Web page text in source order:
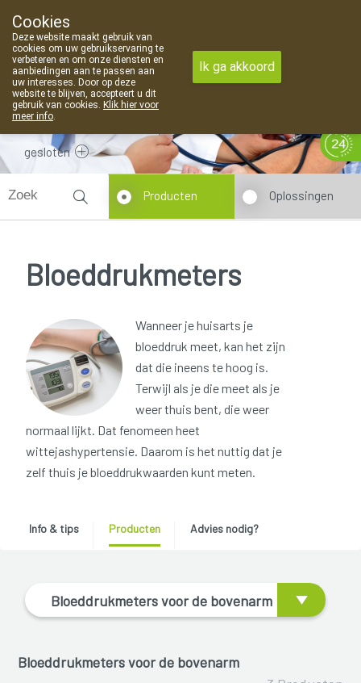
09 373 94 03
gesloten
Producten Oplossingen
Bloeddrukmeters
Wanneer je huisarts je
bloeddruk meet, kan het zijn
dat die ineens te hoog is.
Terwijl als je die meet als je
weer thuis bent, die weer
normaal lijkt. Dat fenomeen heet
wittejashypertensie. Daarom is het nuttig dat je
zelf thuis je bloeddrukwaarden kunt meten.
Info & tips Producten Advies nodig?
Bloeddrukmeters voor de bovenarm
Bloeddrukmeters voor de bovenarm
Cookies
Deze website maakt gebruik van
cookies om uw gebruikservaring te
verbeteren en om onze diensten en
aanbiedingen aan te passen aan
uw interesses. Door op deze
website te blijven, accepteert u dit
gebruik van cookies. Klik hier voor
meer info.
Ik ga akkoord